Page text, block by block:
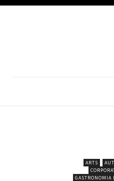
ARTS
GASTRONOMIA